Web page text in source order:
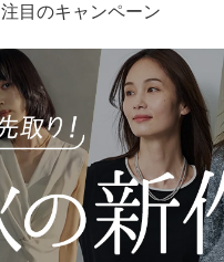
注目のキャンペーン